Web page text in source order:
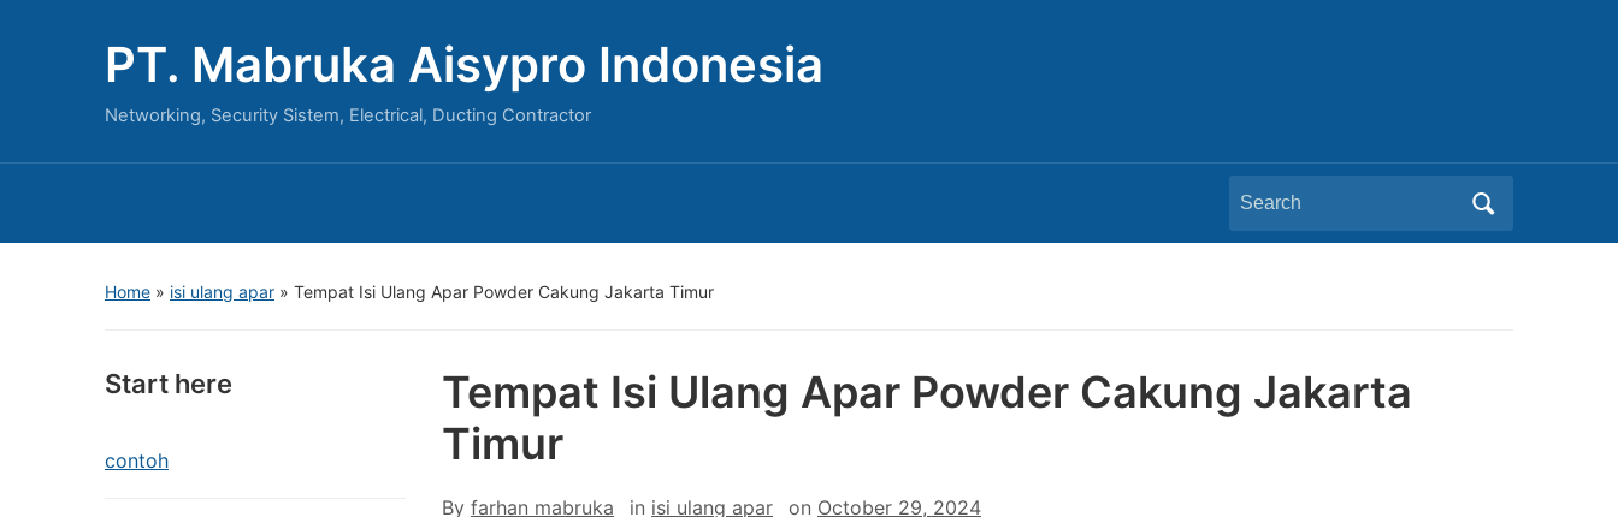
PT. Mabruka Aisypro Indonesia
Networking, Security Sistem, Electrical, Ducting Contractor
Search
for:
Home » isi ulang apar » Tempat Isi Ulang Apar Powder Cakung Jakarta Timur
Start here
contoh
Tempat Isi Ulang Apar Powder Cakung Jakarta
Timur
By farhan mabruka in isi ulang apar on October 29, 2024